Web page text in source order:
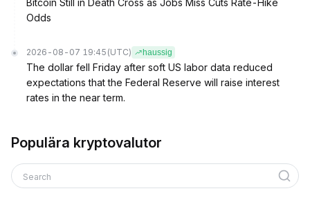
Bitcoin Still in Death Cross as Jobs Miss Cuts Rate-Hike
Odds
2026-08-07 19:45 (UTC) haussig
The dollar fell Friday after soft US labor data reduced
expectations that the Federal Reserve will raise interest
rates in the near term.
Populära kryptovalutor
Search